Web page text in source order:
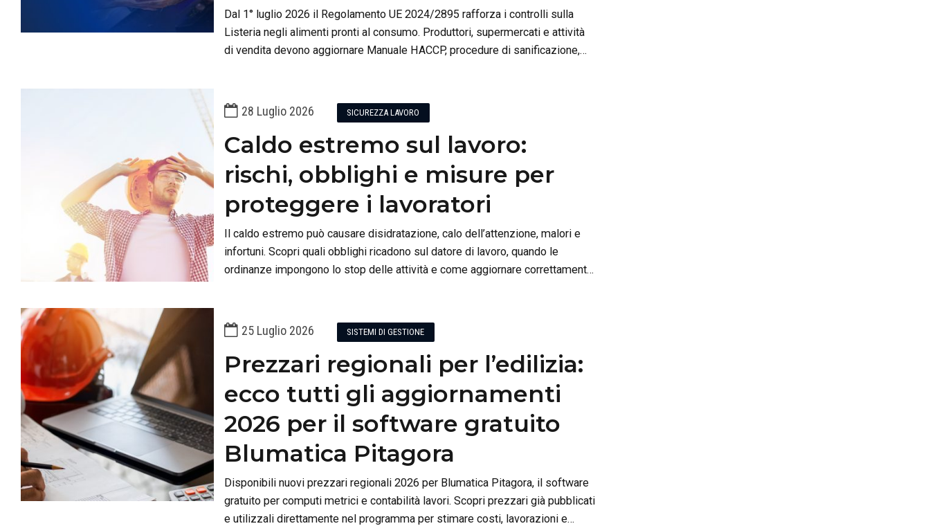
Dal 1° luglio 2026 il Regolamento UE 2024/2895 rafforza i controlli sulla
Listeria negli alimenti pronti al consumo. Produttori, supermercati e attività
di vendita devono aggiornare Manuale HACCP, procedure di sanificazione,
28 Luglio 2026 SICUREZZA LAVORO
Caldo estremo sul lavoro:
rischi, obblighi e misure per
proteggere i lavoratori
Il caldo estremo può causare disidratazione, calo dell’attenzione, malori e
infortuni. Scopri quali obblighi ricadono sul datore di lavoro, quando le
ordinanze impongono lo stop delle attività e come aggiornare correttamente
25 Luglio 2026 SISTEMI DI GESTIONE
Prezzari regionali per l’edilizia:
ecco tutti gli aggiornamenti
2026 per il software gratuito
Blumatica Pitagora
Disponibili nuovi prezzari regionali 2026 per Blumatica Pitagora, il software
gratuito per computi metrici e contabilità lavori. Scopri prezzari già pubblicati
e utilizzali direttamente nel programma per stimare costi, lavorazioni e